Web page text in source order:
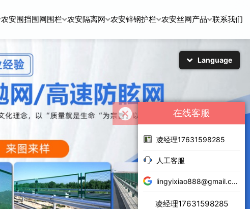
农安围挡围网围栏 农安隔离网 农安锌钢护栏 农安丝网产品 联系我们
在线客服
凌经理17631598285
人工客服
lingyixiao888@gmail.com
凌经理17631598285
Language
日本語
한국어